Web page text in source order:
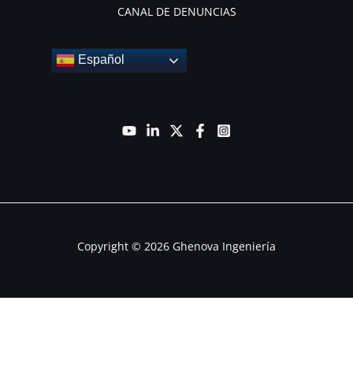
CANAL DE DENUNCIAS
Español
Copyright © 2026 Ghenova Ingeniería